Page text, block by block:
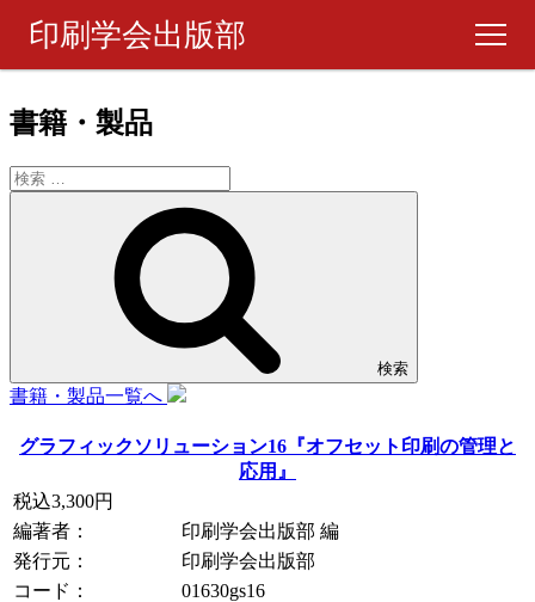
印刷学会出版部
ピックアップ
週刊 『印刷雑誌』
月刊 『印刷雑誌』
ご購入について
お問い合わせ
書籍・製品
検索
書籍・製品一覧へ
グラフィックソリューション16『オフセット印刷の管理と
応用』
税込3,300円
編著者：
印刷学会出版部 編
発行元：
印刷学会出版部
コード：
01630gs16